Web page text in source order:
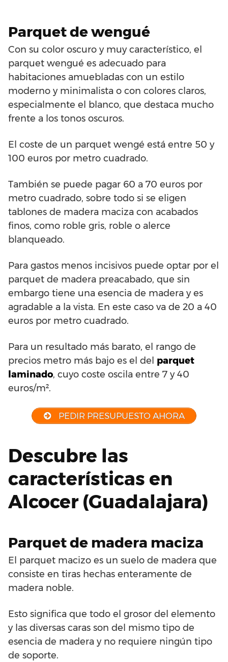
Parquet de wengué
Con su color oscuro y muy característico, el
parquet wengué es adecuado para
habitaciones amuebladas con un estilo
moderno y minimalista o con colores claros,
especialmente el blanco, que destaca mucho
frente a los tonos oscuros.
El coste de un parquet wengé está entre 50 y
100 euros por metro cuadrado.
También se puede pagar 60 a 70 euros por
metro cuadrado, sobre todo si se eligen
tablones de madera maciza con acabados
finos, como roble gris, roble o alerce
blanqueado.
Para gastos menos incisivos puede optar por el
parquet de madera preacabado, que sin
embargo tiene una esencia de madera y es
agradable a la vista. En este caso va de 20 a 40
euros por metro cuadrado.
Para un resultado más barato, el rango de
precios metro más bajo es el del parquet
laminado, cuyo coste oscila entre 7 y 40
euros/m².
PEDIR PRESUPUESTO AHORA
Descubre las
características en
Alcocer (Guadalajara)
Parquet de madera maciza
El parquet macizo es un suelo de madera que
consiste en tiras hechas enteramente de
madera noble.
Esto significa que todo el grosor del elemento
y las diversas caras son del mismo tipo de
esencia de madera y no requiere ningún tipo
de soporte.